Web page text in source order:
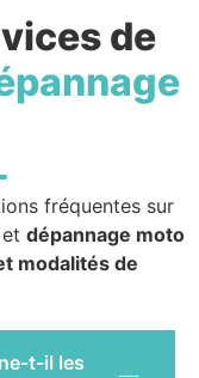
de
fréquentes sur
et dépannage moto
modalités de
t-il les